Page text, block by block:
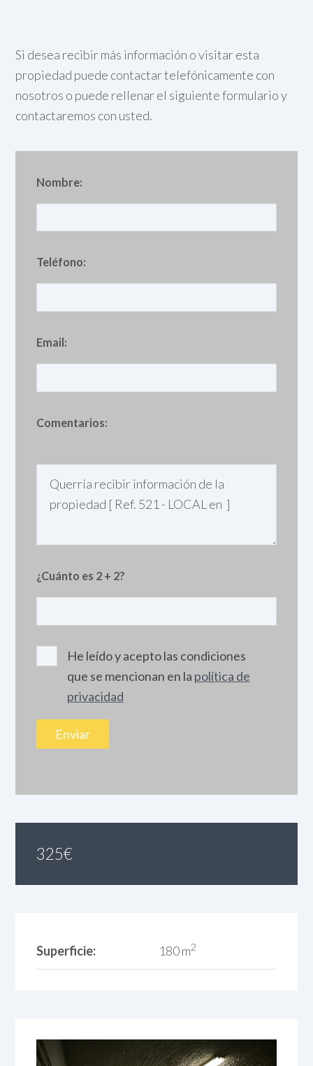
Si desea recibir más información o visitar esta
propiedad puede contactar telefónicamente con
nosotros o puede rellenar el siguiente formulario y
contactaremos con usted.
Nombre:
Teléfono:
Email:
Comentarios:
¿Cuánto es 2 + 2?
He leído y acepto las condiciones
que se mencionan en la política de
privacidad
325€
Superficie: 180 m2